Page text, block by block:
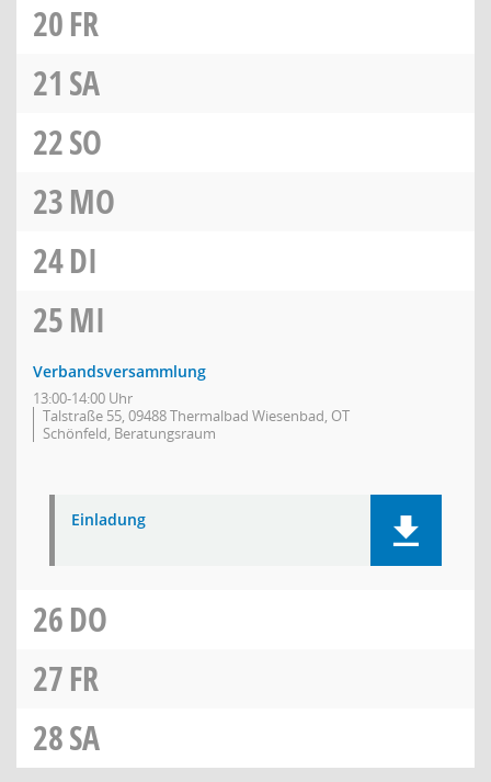
20FR
21 SA
22SO
23MO
24DI
25MI
Verbandsversammlung
13:00-14:00 Uhr
Talstraße 55, 09488 Thermalbad Wiesenbad, OT
Schönfeld, Beratungsraum
Einladung
26DO
27FR
28SA